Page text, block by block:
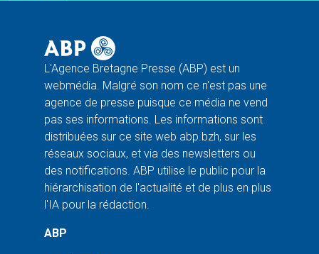
L'Agence Bretagne Presse (ABP) est un
webmédia. Malgré son nom ce n'est pas une
agence de presse puisque ce média ne vend
pas ses informations. Les informations sont
distribuées sur ce site web abp.bzh, sur les
réseaux sociaux, et via des newsletters ou
des notifications. ABP utilise le public pour la
hiérarchisation de l'actualité et de plus en plus
l'IA pour la rédaction.
ABP